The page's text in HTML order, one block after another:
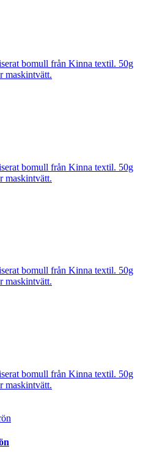
bomull från Kinna textil. 50g
maskintvätt.
bomull från Kinna textil. 50g
maskintvätt.
bomull från Kinna textil. 50g
maskintvätt.
bomull från Kinna textil. 50g
maskintvätt.